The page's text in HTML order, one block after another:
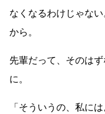
なくなるわけじゃな
から。
先輩だって、そのは
に。
「そういうの、私に